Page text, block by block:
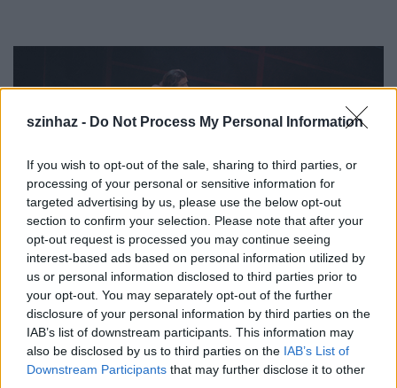
szinhaz - Do Not Process My Personal Information
If you wish to opt-out of the sale, sharing to third parties, or
processing of your personal or sensitive information for
targeted advertising by us, please use the below opt-out
section to confirm your selection. Please note that after your
opt-out request is processed you may continue seeing
interest-based ads based on personal information utilized by
us or personal information disclosed to third parties prior to
your opt-out. You may separately opt-out of the further
disclosure of your personal information by third parties on the
IAB’s list of downstream participants. This information may
also be disclosed by us to third parties on the IAB’s List of
Downstream Participants that may further disclose it to other
További kritériumok: